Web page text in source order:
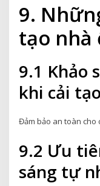
9.
tạo nhà
9.1 Khảo
khi cải tạo
Đảm bảo an toàn cho
9.2 Ưu
sáng tự